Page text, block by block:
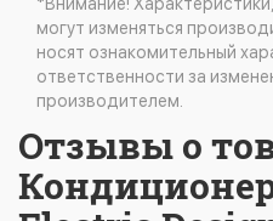
*Внимание!
могут изменяться
носят ознакомительный
ответственности за
производителем.
Отзывы о